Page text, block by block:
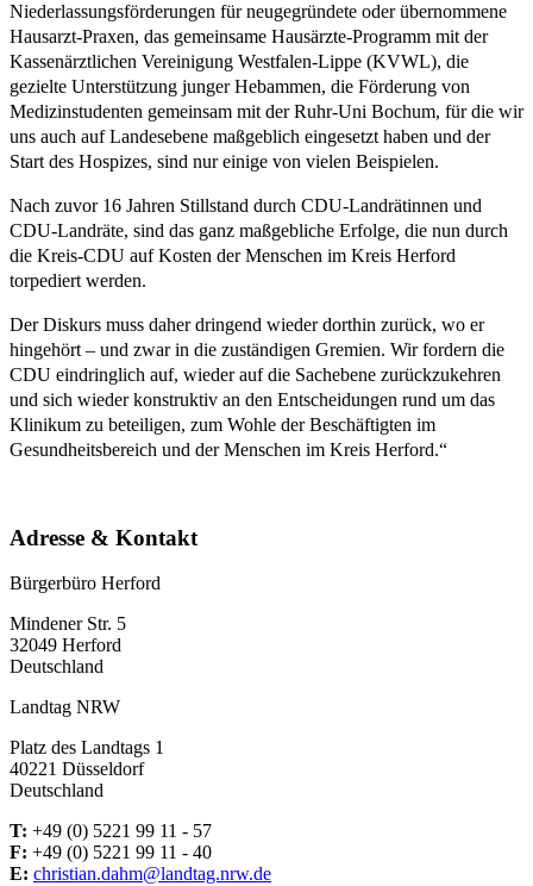
Niederlassungsförderungen für neugegründete oder übernommene
Hausarzt-Praxen, das gemeinsame Hausärzte-Programm mit der
Kassenärztlichen Vereinigung Westfalen-Lippe (KVWL), die
gezielte Unterstützung junger Hebammen, die Förderung von
Medizinstudenten gemeinsam mit der Ruhr-Uni Bochum, für die wir
uns auch auf Landesebene maßgeblich eingesetzt haben und der
Start des Hospizes, sind nur einige von vielen Beispielen.
Nach zuvor 16 Jahren Stillstand durch CDU-Landrätinnen und
CDU-Landräte, sind das ganz maßgebliche Erfolge, die nun durch
die Kreis-CDU auf Kosten der Menschen im Kreis Herford
torpediert werden.
Der Diskurs muss daher dringend wieder dorthin zurück, wo er
hingehört – und zwar in die zuständigen Gremien. Wir fordern die
CDU eindringlich auf, wieder auf die Sachebene zurückzukehren
und sich wieder konstruktiv an den Entscheidungen rund um das
Klinikum zu beteiligen, zum Wohle der Beschäftigten im
Gesundheitsbereich und der Menschen im Kreis Herford.“
Adresse & Kontakt
Bürgerbüro Herford
Mindener Str. 5
32049 Herford
Deutschland
Landtag NRW
Platz des Landtags 1
40221 Düsseldorf
Deutschland
T: +49 (0) 5221 99 11 - 57
F: +49 (0) 5221 99 11 - 40
E: christian.dahm@landtag.nrw.de